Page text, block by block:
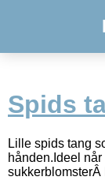
Spids
Lille spids tang
hånden.Ideel